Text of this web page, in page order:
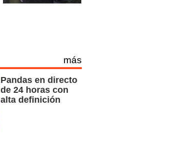
más
Pandas en directo
de 24 horas con
alta definición